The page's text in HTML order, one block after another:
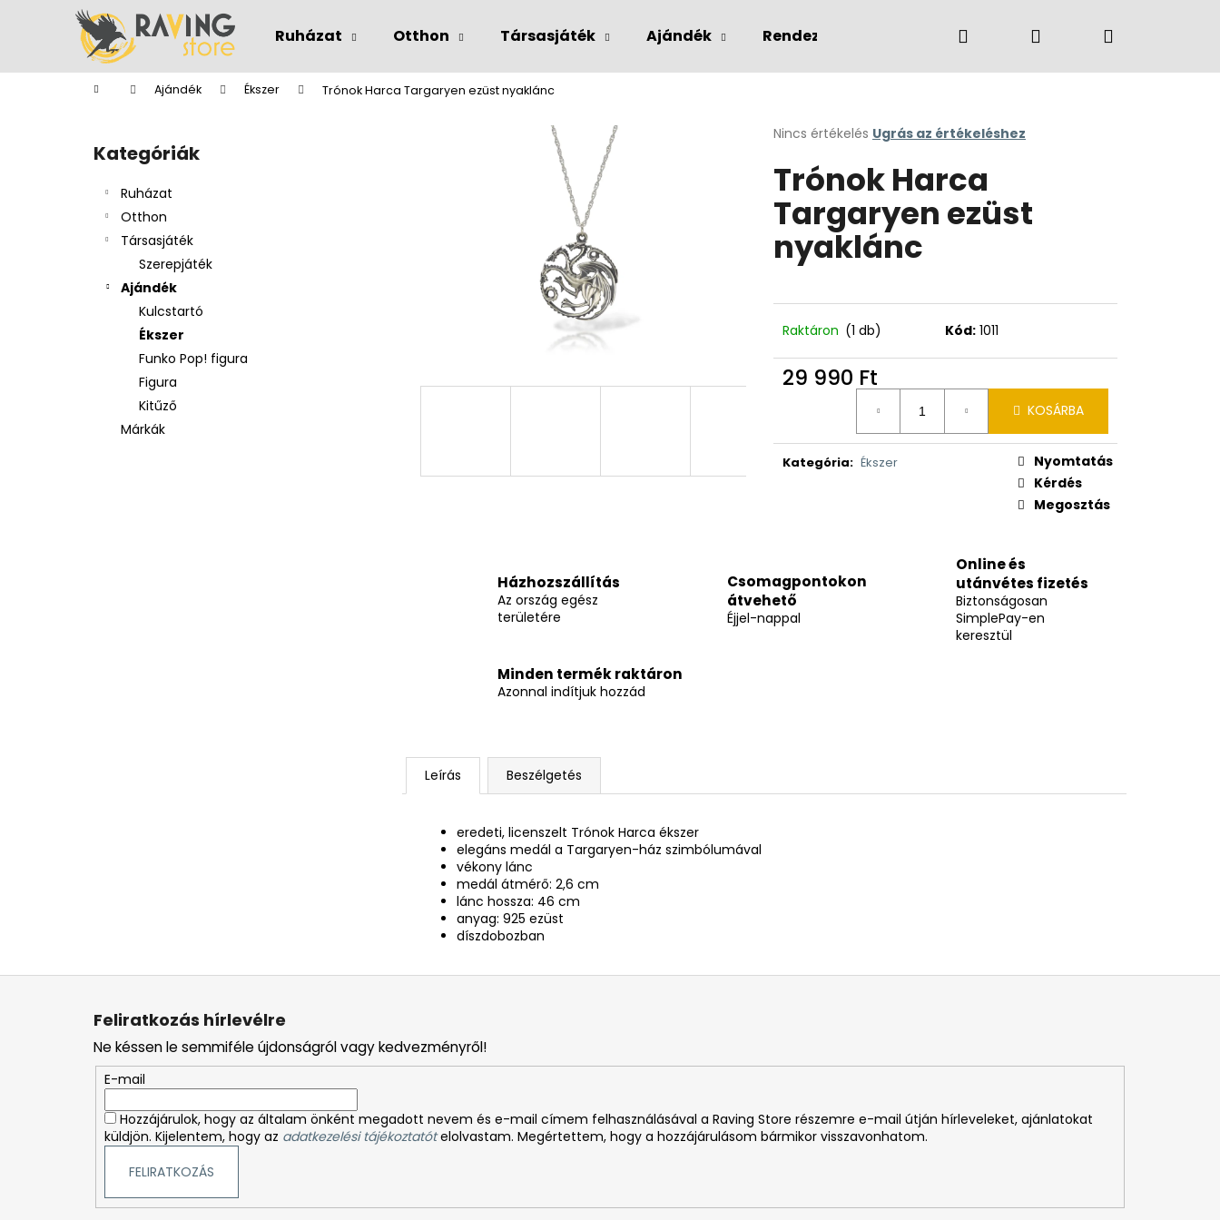
Ruházat Otthon Társasjáték Ajándék Rendezvények Márkák Keresés Bejelentkezés
KezdőlapAjándék Ékszer Trónok Harca Targaryen ezüst nyaklánc
Kategóriák
átugrása
Kategóriák
Ruházat
Otthon
Társasjáték
Szerepjáték
Ajándék
Kulcstartó
Ékszer
Funko Pop! figura
Figura
Kitűző
Márkák
A
átlagos
értékelése
5-
0,0
csillag.
Nincs értékelés Ugrás az értékeléshez
Trónok Harca
Targaryen ezüst
nyaklánc
Raktáron (1 db) Kód: 1011
29 990 Ft
KOSÁRBA
Kategória: Ékszer
Nyomtatás
Kérdés
Megosztás
Házhozszállítás
Az ország egész
területére
Csomagpontokon
átvehető
Éjjel-nappal
Online és
utánvétes fizetés
Biztonságosan
SimplePay-en
keresztül
Minden termék raktáron
Azonnal indítjuk hozzád
Leírás Beszélgetés
eredeti, licenszelt Trónok Harca ékszer
elegáns medál a Targaryen-ház szimbólumával
vékony lánc
medál átmérő: 2,6 cm
lánc hossza: 46 cm
anyag: 925 ezüst
díszdobozban
á
Vissza
a boltba
Vissza
a boltba
Mit keres?
L
Feliratkozás hírlevélre
Ne késsen le semmiféle újdonságról vagy kedvezményről!
E-mail
Hozzájárulok, hogy az általam önként megadott nevem és e-mail címem felhasználásával a Raving Store részemre e-mail útján hírleveleket, ajánlatokat
küldjön. Kijelentem, hogy az adatkezelési tájékoztatót elolvastam. Megértettem, hogy a hozzájárulásom bármikor visszavonhatom.
FELIRATKOZÁS